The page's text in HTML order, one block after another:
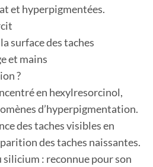
et hyperpigmentées.
surface des taches
et mains
?
en hexylresorcinol,
d’hyperpigmentation.
des taches visibles en
des taches naissantes.
silicium : reconnue pour son